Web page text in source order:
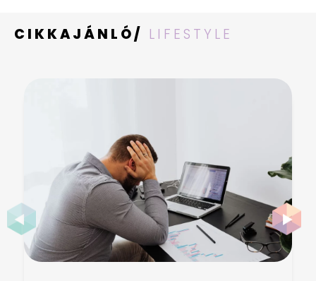
CIKKAJÁNLÓ/ LIFESTYLE